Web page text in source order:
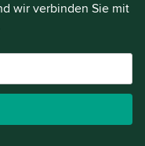
wir verbinden Sie mit